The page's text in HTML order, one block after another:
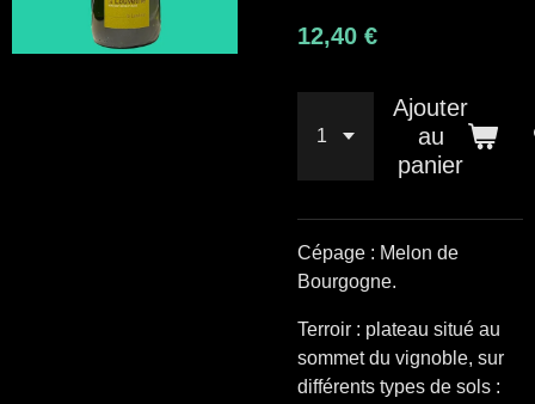
12,40 €
Ajouter
au
panier
Cépage : Melon de
Bourgogne.
Terroir : plateau situé au
sommet du vignoble, sur
différents types de sols :